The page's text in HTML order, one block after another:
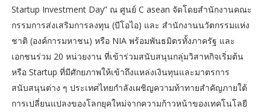
Startup Investment Day” ณ ศูนย์ C asean จัดโดยสำนักงานคณะ
กรรมการส่งเสริมการลงทุน (บีโอไอ) และ สำนักงานนวัตกรรมแห่ง
ชาติ (องค์การมหาชน) หรือ NIA พร้อมพันธมิตรทั้งภาครัฐ และ
เอกชนร่วม 20 หน่วยงาน ที่เข้าร่วมสนับสนุนกลุ่มวิสาหกิจเริ่มต้น
หรือ Startup ที่มีศักยภาพให้เข้าถึงแหล่งเงินทุนและมาตรการ
สนับสนุนต่าง ๆ ประเทศไทยกำลังเผชิญความท้าทายสำคัญภายใต้
การเปลี่ยนแปลงของโลกยุคใหม่จากความก้าวหน้าของเทคโนโลยี